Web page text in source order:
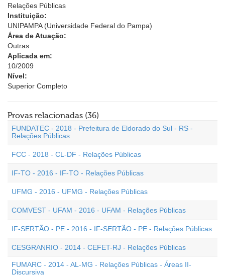
Relações Públicas
Instituição:
UNIPAMPA (Universidade Federal do Pampa)
Área de Atuação:
Outras
Aplicada em:
10/2009
Nível:
Superior Completo
Provas relacionadas (36)
FUNDATEC - 2018 - Prefeitura de Eldorado do Sul - RS -
Relações Públicas
FCC - 2018 - CL-DF - Relações Públicas
IF-TO - 2016 - IF-TO - Relações Públicas
UFMG - 2016 - UFMG - Relações Públicas
COMVEST - UFAM - 2016 - UFAM - Relações Públicas
IF-SERTÃO - PE - 2016 - IF-SERTÃO - PE - Relações Públicas
CESGRANRIO - 2014 - CEFET-RJ - Relações Públicas
FUMARC - 2014 - AL-MG - Relações Públicas - Áreas II-
Discursiva